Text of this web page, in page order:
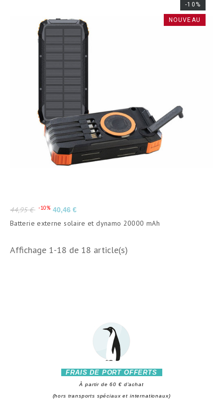
-10%
NOUVEAU
Prix
de
base
44,95 € -10% Prix
40,46 €
Batterie externe solaire et dynamo 20000 mAh
Affichage 1-18 de 18 article(s)
FRAIS DE PORT OFFERTS
À partir de 60 € d'achat
(hors transports spéciaux et internationaux)